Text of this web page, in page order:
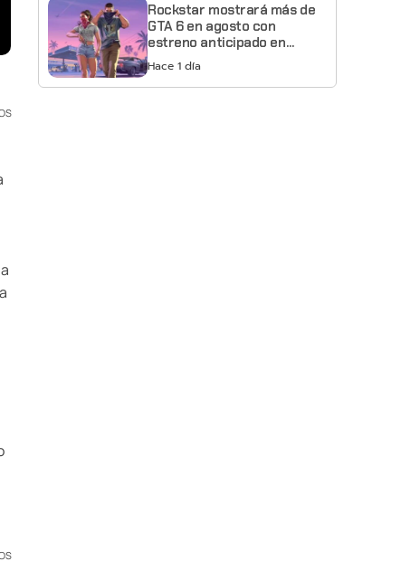
Rockstar mostrará más de
GTA 6 en agosto con
estreno anticipado en
Netflix
Hace 1 día